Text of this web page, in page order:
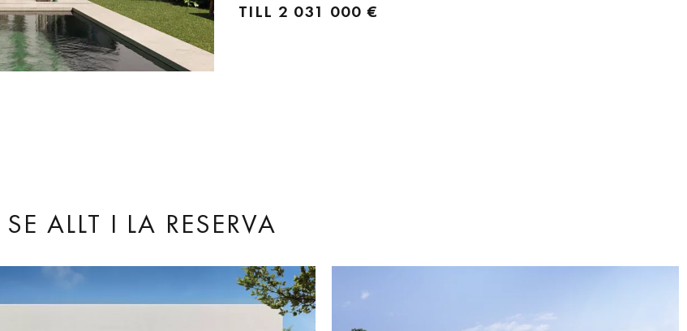
TILL 2 031 000 €
SE ALLT I LA RESERVA